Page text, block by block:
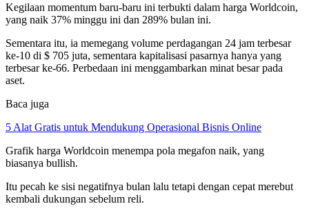
Kegilaan momentum baru-baru ini terbukti dalam harga Worldcoin,
yang naik 37% minggu ini dan 289% bulan ini.
Sementara itu, ia memegang volume perdagangan 24 jam terbesar
ke-10 di $ 705 juta, sementara kapitalisasi pasarnya hanya yang
terbesar ke-66. Perbedaan ini menggambarkan minat besar pada
aset.
Baca juga
5 Alat Gratis untuk Mendukung Operasional Bisnis Online
Grafik harga Worldcoin menempa pola megafon naik, yang
biasanya bullish.
Itu pecah ke sisi negatifnya bulan lalu tetapi dengan cepat merebut
kembali dukungan sebelum reli.